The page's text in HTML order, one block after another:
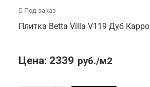
Под заказ
Плитка Betta Villa V119 Дуб Карро
Цена: 2339 руб./м2